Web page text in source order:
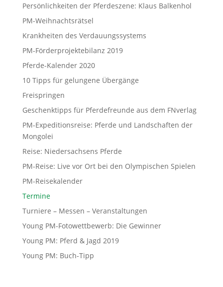
Persönlichkeiten der Pferdeszene: Klaus Balkenhol
PM-Weihnachtsrätsel
Krankheiten des Verdauungssystems
PM-Förderprojektebilanz 2019
Pferde-Kalender 2020
10 Tipps für gelungene Übergänge
Freispringen
Geschenktipps für Pferdefreunde aus dem FNverlag
PM-Expeditionsreise: Pferde und Landschaften der
Mongolei
Reise: Niedersachsens Pferde
PM-Reise: Live vor Ort bei den Olympischen Spielen
PM-Reisekalender
Termine
Turniere – Messen – Veranstaltungen
Young PM-Fotowettbewerb: Die Gewinner
Young PM: Pferd & Jagd 2019
Young PM: Buch-Tipp